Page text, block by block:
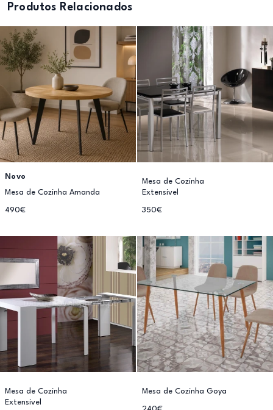
Produtos Relacionados
Novo
Mesa de Cozinha Amanda
490€
Mesa de Cozinha
Extensivel
350€
Mesa de Cozinha
Extensivel
Mesa de Cozinha Goya